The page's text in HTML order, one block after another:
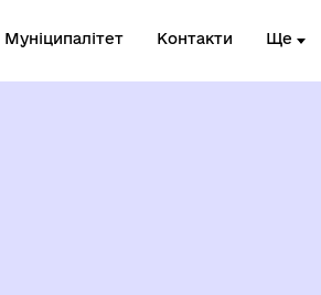
Муніципалітет Контакти Ще